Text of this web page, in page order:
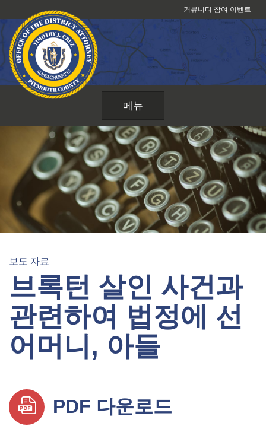
텐
츠
건
커뮤니티 참여 이벤트
메뉴
보도 자료
브록턴 살인 사건과
관련하여 법정에 선
어머니, 아들
PDF 다운로드